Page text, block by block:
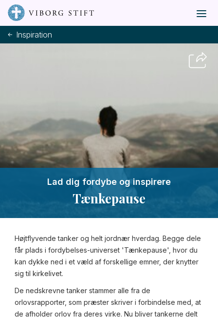
Inspiration
Tænkepause
Lad dig fordybe og inspirere
Højtflyvende tanker og helt jordnær hverdag. Begge dele
får plads i fordybelses-universet 'Tænkepause', hvor du
kan dykke ned i et væld af forskellige emner, der knytter
sig til kirkelivet.
De nedskrevne tanker stammer alle fra de
orlovsrapporter, som præster skriver i forbindelse med, at
de afholder orlov fra deres virke. Nu bliver tankerne delt